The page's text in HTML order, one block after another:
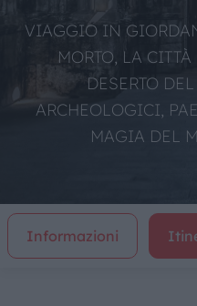
VIAGGIO IN
MORTO, LA
DESERTO
ARCHEOLOGICI,
MAGIA DEL
Informazioni